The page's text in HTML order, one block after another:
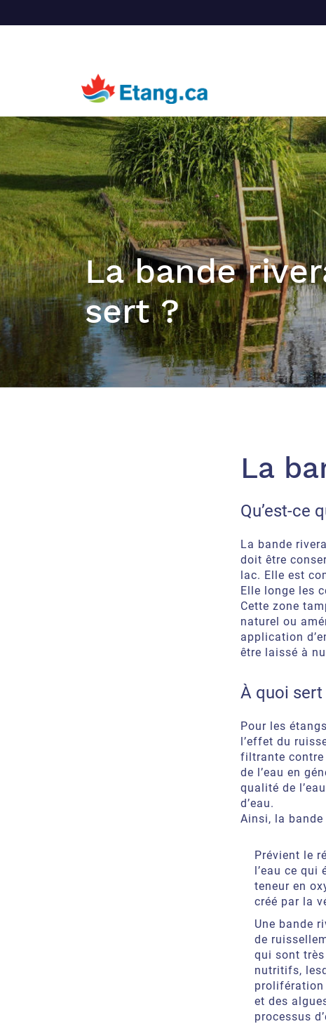
La bande
sert ?
La
Qu’est-ce
La bande
doit être
lac. Elle est
Elle longe les
Cette zone
naturel ou
application
être laissé à
À quoi sert
Pour les
l’effet du
filtrante contre
de l’eau en
qualité de
d’eau.
Ainsi, la bande
Prévient le
l’eau ce qui
teneur en
créé par la
Une bande
de
qui sont
nutritifs,
prolifération
et des
processus